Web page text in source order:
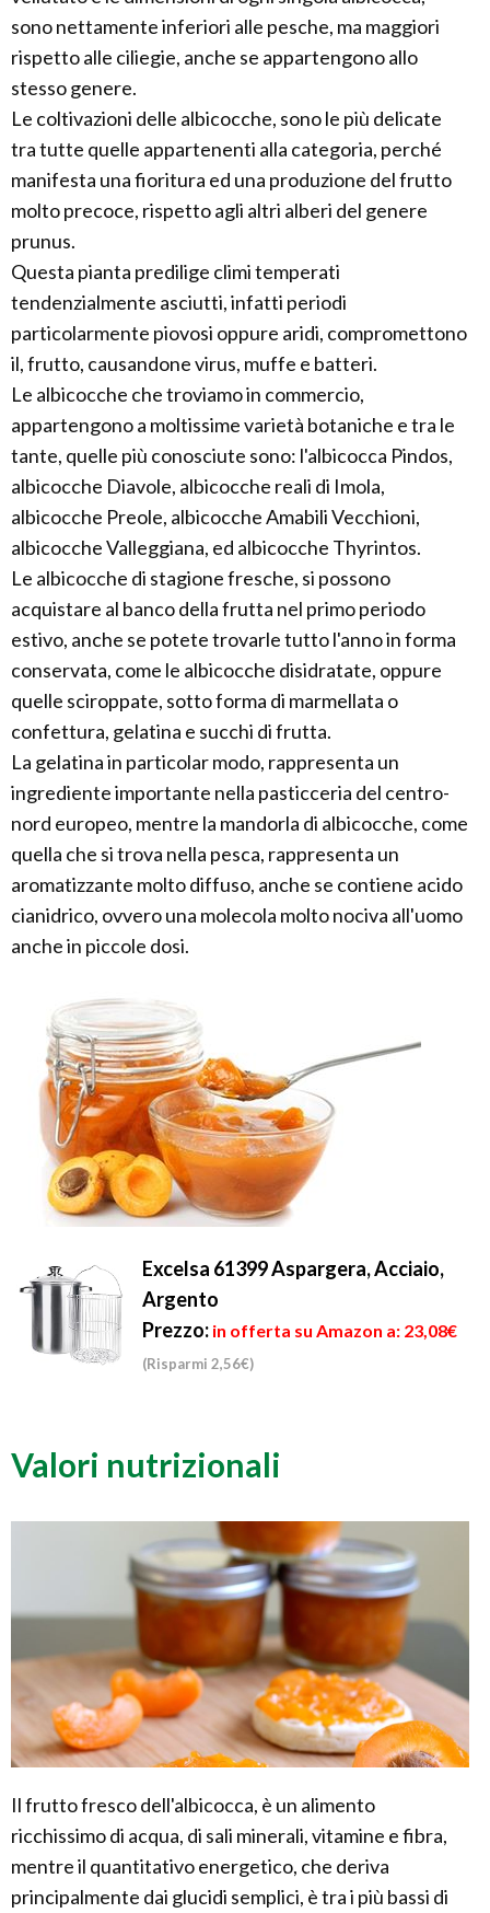
sono nettamente inferiori alle pesche, ma maggiori
rispetto alle ciliegie, anche se appartengono allo
stesso genere.
Le coltivazioni delle albicocche, sono le più delicate
tra tutte quelle appartenenti alla categoria, perché
manifesta una fioritura ed una produzione del frutto
molto precoce, rispetto agli altri alberi del genere
prunus.
Questa pianta predilige climi temperati
tendenzialmente asciutti, infatti periodi
particolarmente piovosi oppure aridi, compromettono
il, frutto, causandone virus, muffe e batteri.
Le albicocche che troviamo in commercio,
appartengono a moltissime varietà botaniche e tra le
tante, quelle più conosciute sono: l'albicocca Pindos,
albicocche Diavole, albicocche reali di Imola,
albicocche Preole, albicocche Amabili Vecchioni,
albicocche Valleggiana, ed albicocche Thyrintos.
Le albicocche di stagione fresche, si possono
acquistare al banco della frutta nel primo periodo
estivo, anche se potete trovarle tutto l'anno in forma
conservata, come le albicocche disidratate, oppure
quelle sciroppate, sotto forma di marmellata o
confettura, gelatina e succhi di frutta.
La gelatina in particolar modo, rappresenta un
ingrediente importante nella pasticceria del centro-
nord europeo, mentre la mandorla di albicocche, come
quella che si trova nella pesca, rappresenta un
aromatizzante molto diffuso, anche se contiene acido
cianidrico, ovvero una molecola molto nociva all'uomo
anche in piccole dosi.
Excelsa 61399 Aspargera, Acciaio,
Argento
Prezzo: in offerta su Amazon a: 23,08€
(Risparmi 2,56€)
Valori nutrizionali
Il frutto fresco dell'albicocca, è un alimento
ricchissimo di acqua, di sali minerali, vitamine e fibra,
mentre il quantitativo energetico, che deriva
principalmente dai glucidi semplici, è tra i più bassi di